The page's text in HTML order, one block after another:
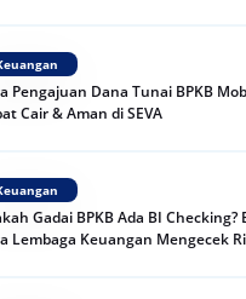
Pengajuan Dana Tunai BPKB
Cair & Aman di SEVA
Gadai BPKB Ada BI Checking?
Lembaga Keuangan Mengecek